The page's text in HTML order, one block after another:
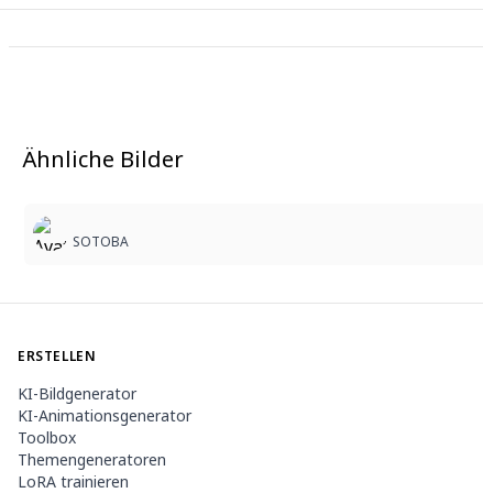
Ähnliche Bilder
SOTOBA
ERSTELLEN
KI-Bildgenerator
KI-Animationsgenerator
Toolbox
Themengeneratoren
LoRA trainieren